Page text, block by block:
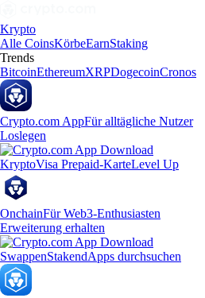
Krypto
Alle CoinsKörbeEarnStaking
Trends
BitcoinEthereumXRPDogecoinCronos
Crypto.com AppFür alltägliche Nutzer
Loslegen
KryptoVisa Prepaid-KarteLevel Up
OnchainFür Web3-Enthusiasten
Erweiterung erhalten
SwappenStakendApps durchsuchen